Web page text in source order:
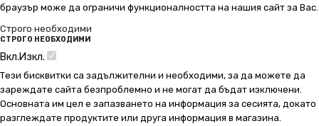
браузър може да ограничи функционалността на нашия сайт за Вас.
Строго необходими
СТРОГО НЕОБХОДИМИ
Вкл.Изкл.
Тези бисквитки са задължителни и необходими, за да можете да
зареждате сайта безпроблемно и не могат да бъдат изключени.
Основната им цел е запазването на информация за сесията, докато
разглеждате продуктите или друга информация в магазина.